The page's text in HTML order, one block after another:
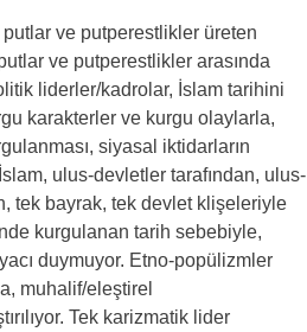
ve putperestlikler üreten
ve putperestlikler arasında
liderler/kadrolar, İslam tarihini
karakterler ve kurgu olaylarla,
siyasal iktidarların
ulus-devletler tarafından, ulus-
tek bayrak, tek devlet klişeleriyle
kurgulanan tarih sebebiyle,
duymuyor. Etno-popülizmler
muhalif/eleştirel
Tek karizmatik lider